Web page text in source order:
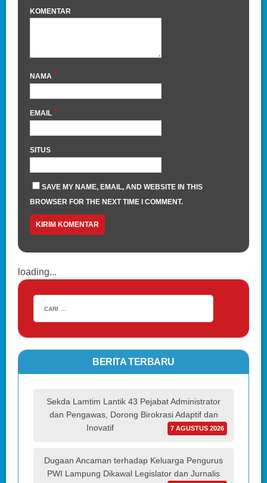
KOMENTAR
NAMA *
EMAIL *
SITUS
SAVE MY NAME, EMAIL, AND WEBSITE IN THIS
BROWSER FOR THE NEXT TIME I COMMENT.
loading...
BERITA TERBARU
Sekda Lamtim Lantik 43 Pejabat Administrator
dan Pengawas, Dorong Birokrasi Adaptif dan
Inovatif
7 AGUSTUS 2026
Dugaan Ancaman terhadap Keluarga Pengurus
PWI Lampung Dikawal Legislator dan Jurnalis